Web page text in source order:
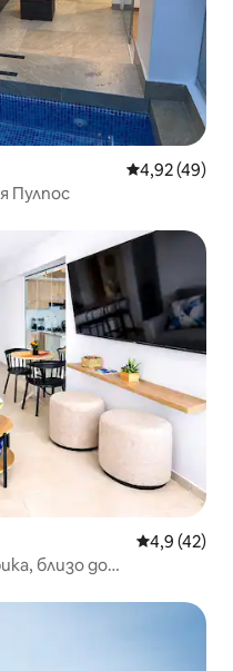
Средна
4,92 (49)
Пулпос
Средна
4,9 (42)
близо до